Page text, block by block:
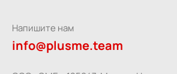
Напишите нам
info@plusme.team